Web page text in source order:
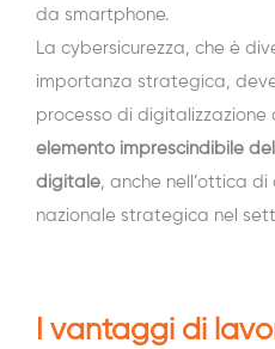
da smartphone.
La cybersicurezza, che è
importanza strategica,
processo di digitalizzazione
elemento imprescindibile
digitale, anche nell’ottica di
nazionale strategica nel
I vantaggi di